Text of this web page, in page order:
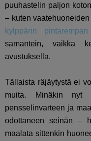
puuhastelin paljon
– kuten
kylppärin pintarempan
samantein, vaikka
avustuksella.
Tällaista räjäytystä ei
muita. Minäkin nyt
pensselinvarteen ja
odottaneen seinän –
maalata sittenkin